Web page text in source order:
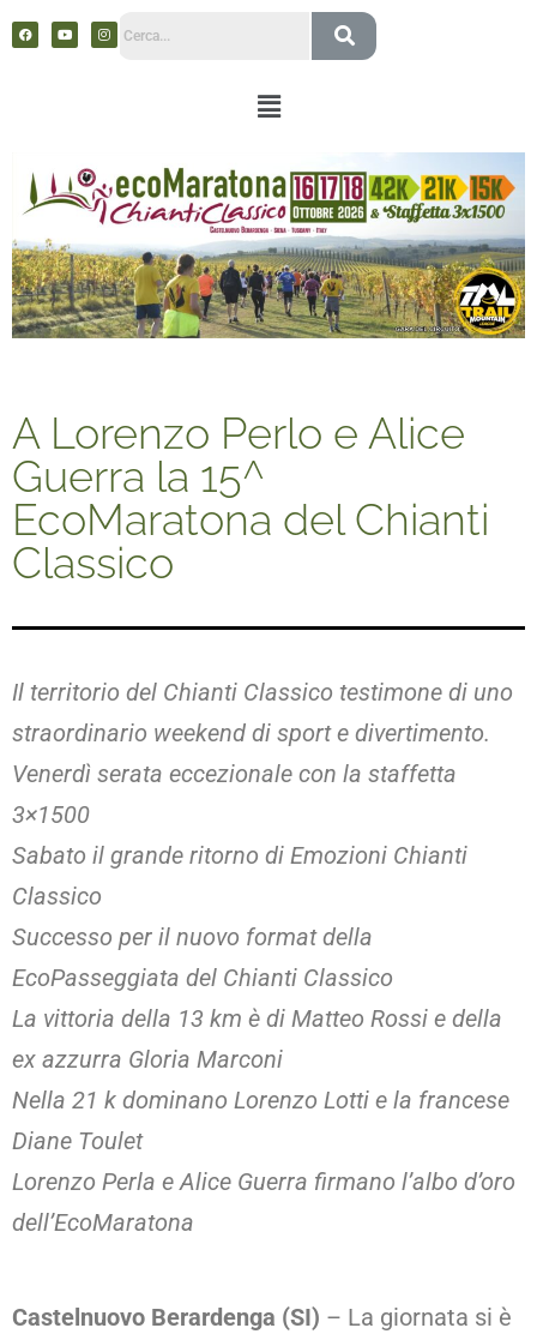
A Lorenzo Perlo e Alice
Guerra la 15^
EcoMaratona del Chianti
Classico
Il territorio del Chianti Classico testimone di uno
straordinario weekend di sport e divertimento.
Venerdì serata eccezionale con la staffetta
3×1500
Sabato il grande ritorno di Emozioni Chianti
Classico
Successo per il nuovo format della
EcoPasseggiata del Chianti Classico
La vittoria della 13 km è di Matteo Rossi e della
ex azzurra Gloria Marconi
Nella 21 k dominano Lorenzo Lotti e la francese
Diane Toulet
Lorenzo Perla e Alice Guerra firmano l’albo d’oro
dell’EcoMaratona
Castelnuovo Berardenga (SI) – La giornata si è